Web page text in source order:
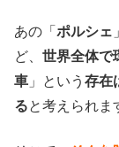
あの「 ポルシェ
ど、 世界全体で
車 」という 存在
ると考えられま